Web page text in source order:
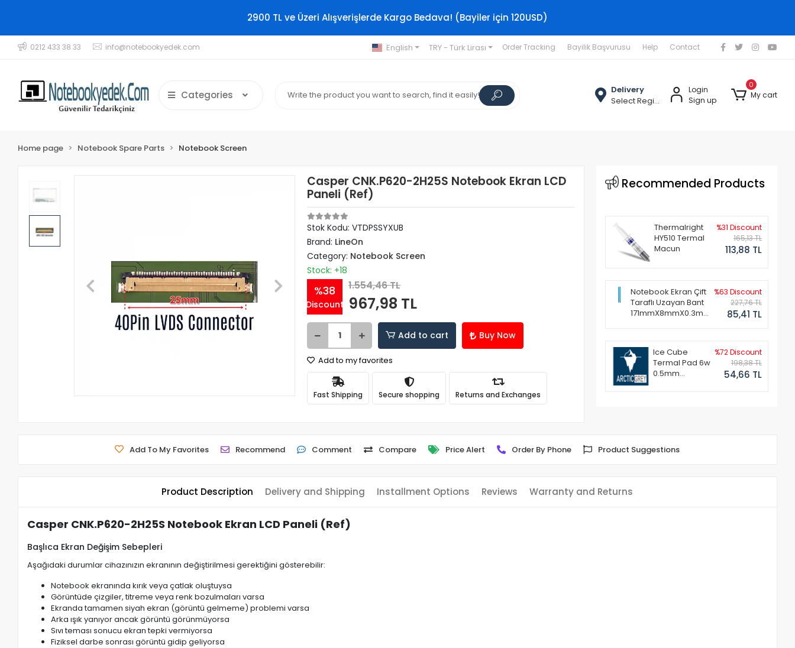
2900 TL ve Üzeri Alışverişlerde Kargo Bedava! (Bayiler için 120USD)
0212 433 38 33 info@notebookyedek.com English TRY - Türk Lirası Order Tracking Bayilik Başvurusu Help Contact
Categories
Delivery
Select Region
Login
Sign up
0
My cart
Home page Notebook Spare Parts Notebook Screen
Casper CNK.P620-2H25S Notebook Ekran LCD
Paneli (Ref)
Stok Kodu: VTDPSSYXUB
Brand: LineOn
Category: Notebook Screen
Stock: +18
%38
Discount
1.554,46 TL
967,98 TL
Add to cart Buy Now
Add to my favorites
Fast Shipping Secure shopping Returns and Exchanges
Recommended Products
Thermalright
HY510 Termal
Macun
%31 Discount
165,13 TL
113,88 TL
Notebook Ekran Çift
Taraflı Uzayan Bant
171mmX8mmX0.3mm
%63 Discount
227,76 TL
85,41 TL
Ice Cube
Termal Pad 6w
0.5mm
%72 Discount
198,38 TL
54,66 TL
Add To My Favorites Recommend Comment Compare Price Alert Order By Phone Product Suggestions
Product Description Delivery and Shipping Installment Options Reviews Warranty and Returns
Casper CNK.P620-2H25S Notebook Ekran LCD Paneli (Ref)
Başlıca Ekran Değişim Sebepleri
Aşağıdaki durumlar cihazınızın ekranının değiştirilmesi gerektiğini gösterebilir:
Notebook ekranında kırık veya çatlak oluştuysa
Görüntüde çizgiler, titreme veya renk bozulmaları varsa
Ekranda tamamen siyah ekran (görüntü gelmeme) problemi varsa
Arka ışık yanıyor ancak görüntü görünmüyorsa
Sıvı teması sonucu ekran tepki vermiyorsa
Fiziksel darbe sonrası görüntü gidip geliyorsa